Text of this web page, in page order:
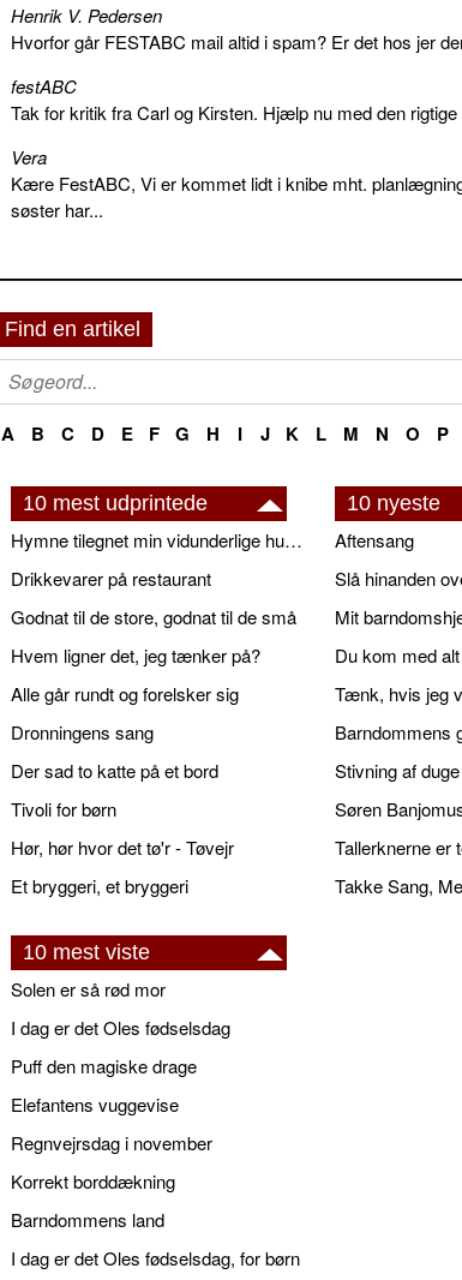
Henrik V. Pedersen
Hvorfor går FESTABC mail altid i spam? Er det hos jer
festABC
Tak for kritik fra Carl og Kirsten. Hjælp nu med den
Vera
Kære FestABC, Vi er kommet lidt i knibe mht.
søster har...
Find en artikel
A B C D E F G H I J K L M N O P
10 mest udprintede
Hymne tilegnet min vidunderlige husbond
Drikkevarer på restaurant
Godnat til de store, godnat til de små
Hvem ligner det, jeg tænker på?
Alle går rundt og forelsker sig
Dronningens sang
Der sad to katte på et bord
Tivoli for børn
Hør, hør hvor det tø'r - Tøvejr
Et bryggeri, et bryggeri
10 nyeste
Aftensang
Slå hinanden
Mit
Du kom med
Tænk, hvis jeg
Barndommens
Stivning af
Søren
Tallerknerne er
Takke Sang,
10 mest viste
Solen er så rød mor
I dag er det Oles fødselsdag
Puff den magiske drage
Elefantens vuggevise
Regnvejrsdag i november
Korrekt borddækning
Barndommens land
I dag er det Oles fødselsdag, for børn